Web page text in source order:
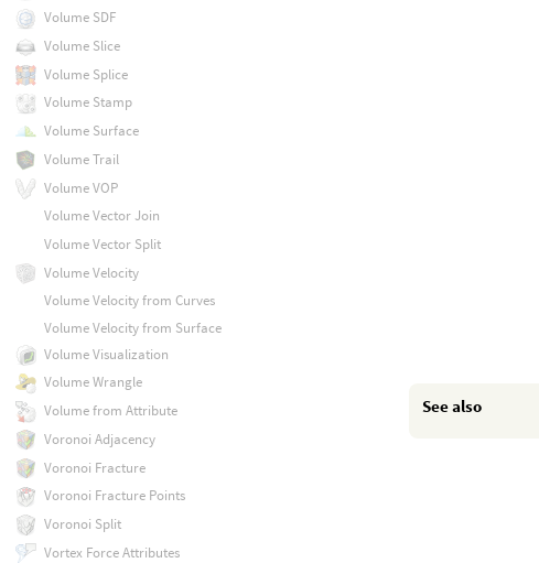
See also
Volume SDF
Volume Slice
Volume Splice
Volume Stamp
Volume Surface
Volume Trail
Volume VOP
Volume Vector Join
Volume Vector Split
Volume Velocity
Volume Velocity from Curves
Volume Velocity from Surface
Volume Visualization
Volume Wrangle
Volume from Attribute
Voronoi Adjacency
Voronoi Fracture
Voronoi Fracture Points
Voronoi Split
Vortex Force Attributes